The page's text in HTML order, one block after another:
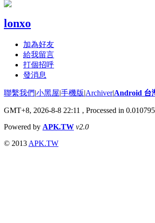
lonxo
加為好友
給我留言
打個招呼
發消息
聯繫我們|小黑屋|手機版|Archiver|Android 台
GMT+8, 2026-8-8 22:11 , Processed in
Powered by APK.TW v2.0
© 2013 APK.TW